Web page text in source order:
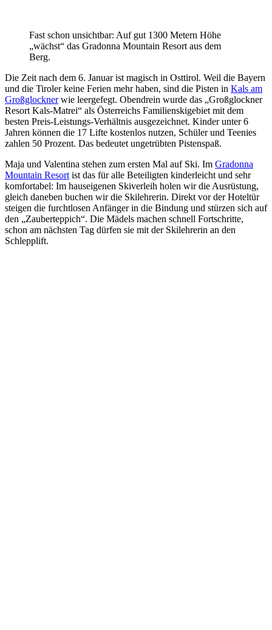
Fast schon unsichtbar: Auf gut 1300 Metern Höhe
„wächst“ das Gradonna Mountain Resort aus dem
Berg.
Die Zeit nach dem 6. Januar ist magisch in Osttirol. Weil die Bayern
und die Tiroler keine Ferien mehr haben, sind die Pisten in Kals am
Großglocknerwie leergefegt. Obendrein wurde das „Großglockner
Resort Kals-Matrei“ als Österreichs Familienskigebiet mit dem
besten Preis-Leistungs-Verhältnis ausgezeichnet. Kinder unter 6
Jahren können die 17 Lifte kostenlos nutzen, Schüler und Teenies
zahlen 50 Prozent. Das bedeutet ungetrübten Pistenspaß.
Maja und Valentina stehen zum ersten Mal auf Ski. Im Gradonna
Mountain Resort ist das für alle Beteiligten kinderleicht und sehr
komfortabel: Im hauseigenen Skiverleih holen wir die Ausrüstung,
gleich daneben buchen wir die Skilehrerin. Direkt vor der Hoteltür
steigen die furchtlosen Anfänger in die Bindung und stürzen sich auf
den „Zauberteppich“. Die Mädels machen schnell Fortschritte,
schon am nächsten Tag dürfen sie mit der Skilehrerin an den
Schlepplift.